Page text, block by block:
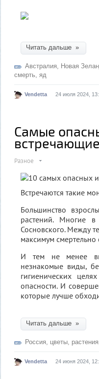
Читать дальше »
Австралия, Новая
смерть, яд
Vendetta 24 июля 2024,
Самые
Разное
Встречаются такие
Большинство
растений. Многие
Сосновского. Между
максимум смертельно
И тем не менее
незнакомые виды,
гигиенических
опасности. И
которые лучше
Читать дальше »
Россия, цветы, растения
Vendetta 24 июня 2024,